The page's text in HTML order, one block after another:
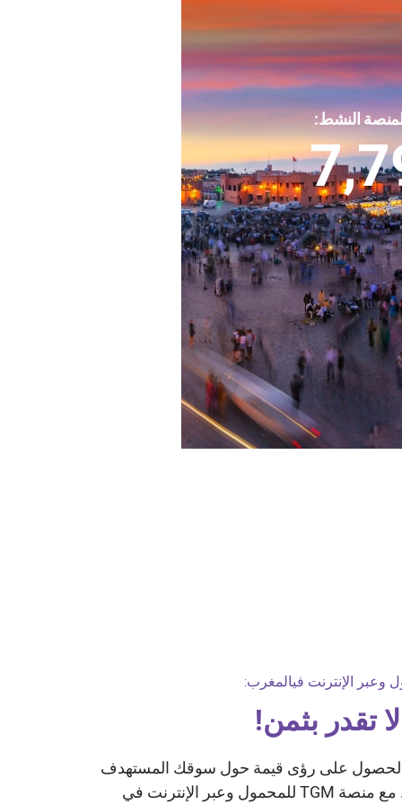
النشط:
تقدر بثمن!
على رؤى قيمة حول سوقك المستهدف
يمكن أن يكون محورا حاسما. مع منصة TGM للمحمول وعبر الإنترنت في